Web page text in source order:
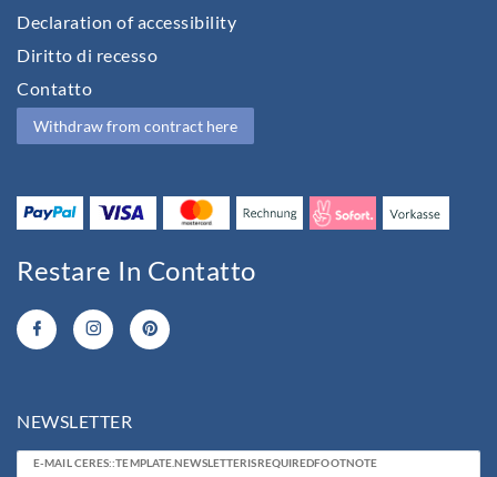
Declaration of accessibility
Diritto di recesso
Contatto
Withdraw from contract here
Restare In Contatto
NEWSLETTER
E-MAIL CERES::TEMPLATE.NEWSLETTERISREQUIREDFOOTNOTE
Ceres::Template.newsletterHoneypotLabel